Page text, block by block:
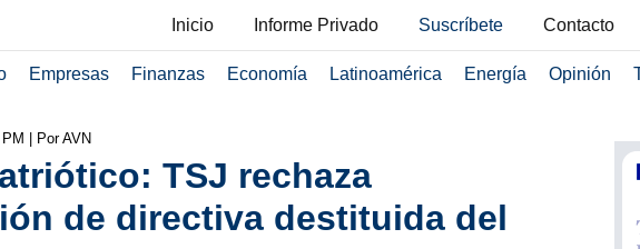
Inicio Informe Privado Suscríbete Contacto
Empresas Finanzas Economía Latinoamérica Energía Opinión
| Por AVN
TSJ rechaza
de directiva destituida del